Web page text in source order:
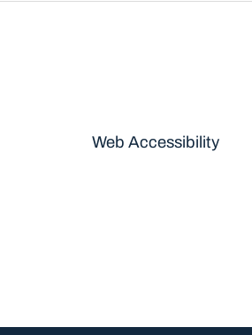
Web Accessibility